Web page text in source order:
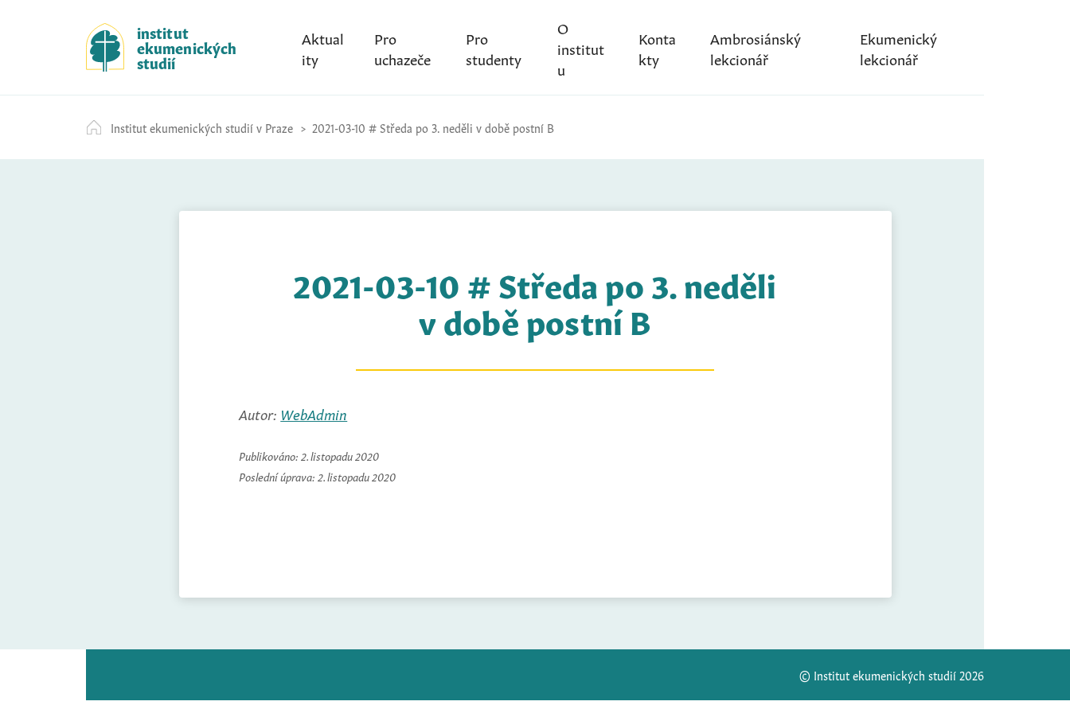
k
i
p
t
c
o
institut
ekumenických
studií
Aktual
ity
Pro
uchazeče
Pro
studenty
O
institut
u
Konta
kty
Ambrosiánský
lekcionář
Ekumenický
lekcionář
Institut ekumenických studií v Praze 2021-03-10 # Středa po 3. neděli v době postní B
2021-03-10 # Středa po 3. neděli
v době postní B
Autor: WebAdmin
Publikováno: 2. listopadu 2020
Poslední úprava: 2. listopadu 2020
© Institut ekumenických studií 2026